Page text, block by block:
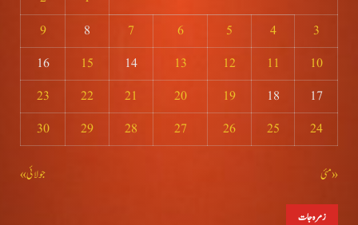
3
4
5
6
7
8
9
10
11
12
13
14
15
16
17
18
19
20
21
22
23
24
25
26
27
28
29
30
« مئی جولائی »
زمرہ جات